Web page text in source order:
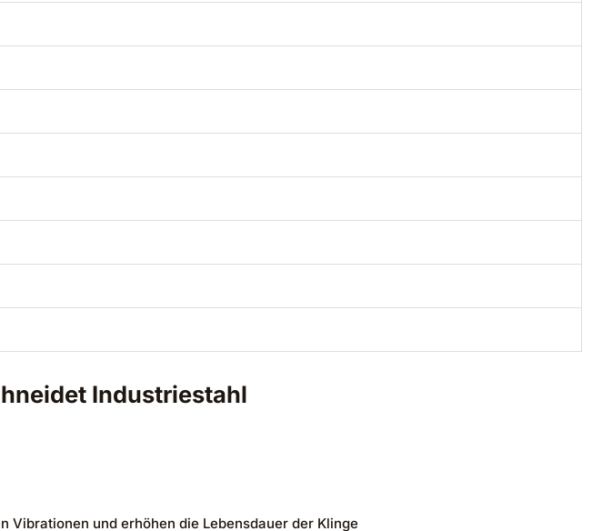
Industriestahl
Vibrationen und erhöhen die Lebensdauer der Klinge